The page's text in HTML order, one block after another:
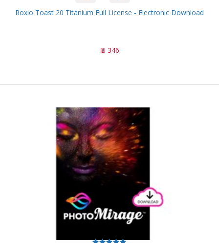
Roxio Toast 20 Titanium Full License - Electronic Download
346 ₪